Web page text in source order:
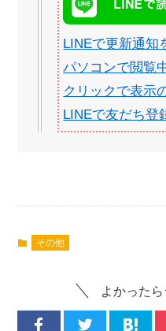
LINEで更新通知
パソコンで閲覧
クリックで表示
LINEで友だち登
その他
よかったら